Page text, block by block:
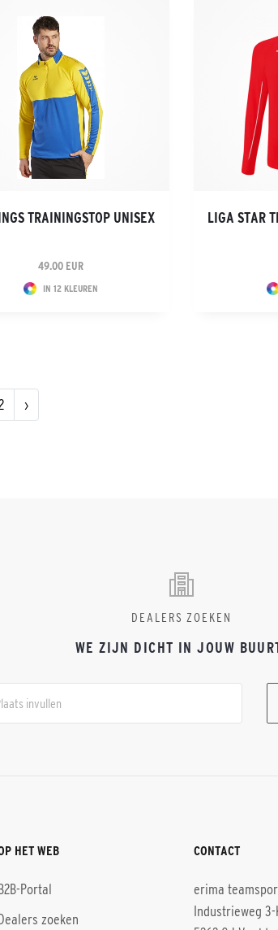
TRAININGSTOP UNISEX
49.00 EUR
IN 12 KLEUREN
LIGA STAR
›
DEALERS ZOEKEN
WE ZIJN DICHT IN JOUW
HET WEB
Portal
zoeken
CONTACT
erima
Industrieweg 3-